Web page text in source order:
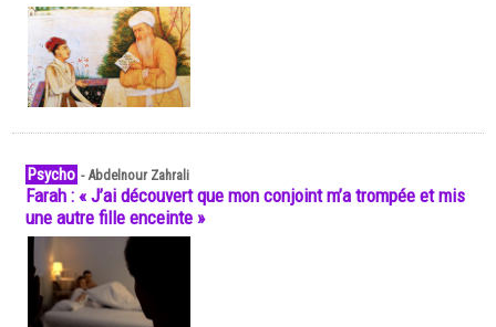
Psycho -Abdelnour Zahrali
Farah : « J’ai découvert que mon conjoint m’a trompée et mis
une autre fille enceinte »